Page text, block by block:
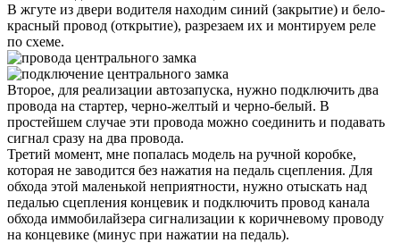
В жгуте из двери водителя находим синий (закрытие) и бело-
красный провод (открытие), разрезаем их и монтируем реле
по схеме.
Второе, для реализации автозапуска, нужно подключить два
провода на стартер, черно-желтый и черно-белый. В
простейшем случае эти провода можно соединить и подавать
сигнал сразу на два провода.
Третий момент, мне попалась модель на ручной коробке,
которая не заводится без нажатия на педаль сцепления. Для
обхода этой маленькой неприятности, нужно отыскать над
педалью сцепления концевик и подключить провод канала
обхода иммобилайзера сигнализации к коричневому проводу
на концевике (минус при нажатии на педаль).